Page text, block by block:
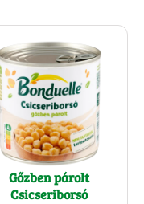
Gőzben párolt
Csicseriborsó